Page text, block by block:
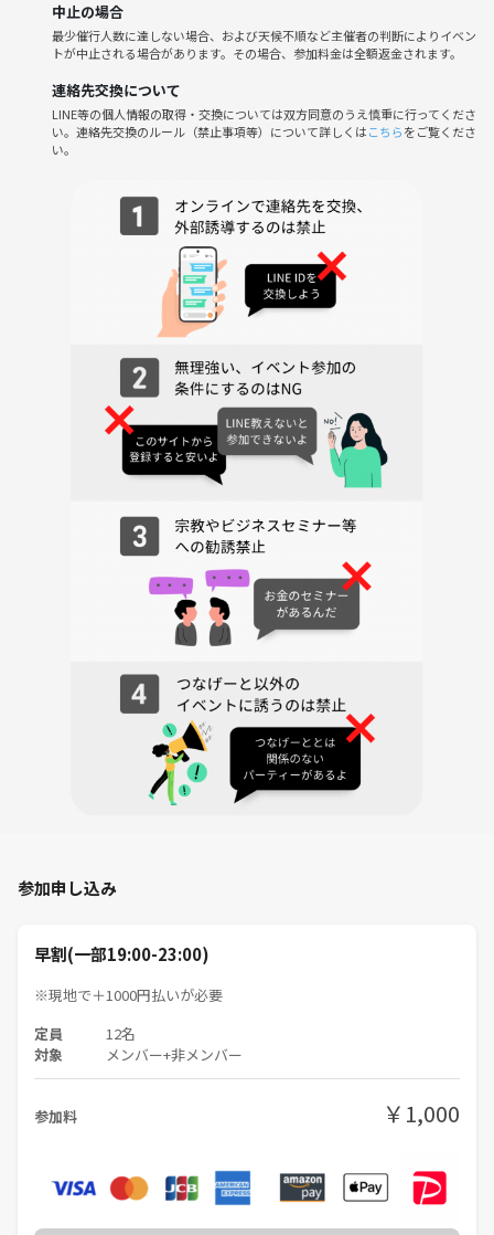
一部早割については、現地で＋1000円お支払いが必要です！ご注意下さ
⚠️注意事項⚠️
以下の行為はご遠慮ください。
・イベント内容や参加者の写真、動画の無許可でのSNS投稿
イベントの雰囲気を壊す行動をされる方や、運営の指示に従わない方
は、参加をお断りする場合があります。皆さんが安心して楽しめる場を
作るため、ご協力をお願いいたします。
さあ、金曜日の夜を思いっきり楽しみましょう！皆さんのご参加を心よ
りお待ちしています！
このイベントのカテゴリーに
中止の場合
最少催行人数に達しない場合、および天候不順など主催者の判断によりイベン
トが中止される場合があります。その場合、参加料金は全額返金されます。
連絡先交換について
LINE等の個人情報の取得・交換については双方同意のうえ慎重に行ってくださ
い。連絡先交換のルール（禁止事項等）について詳しくはこちらをご覧くださ
い。
参加申し込み
早割(一部19:00-23:00)
※現地で＋1000円払いが必要
定員 12名
対象 メンバー+非メンバー
参加料 ￥1,000